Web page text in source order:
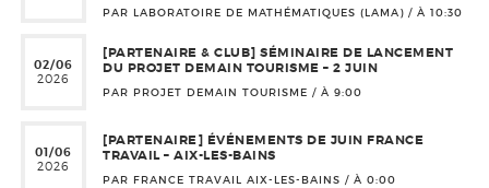
PAR LABORATOIRE DE MATHÉMATIQUES (LAMA) / À 10:30
02/06
2026
[PARTENAIRE & CLUB] SÉMINAIRE DE LANCEMENT
DU PROJET DEMAIN TOURISME – 2 JUIN
PAR PROJET DEMAIN TOURISME / À 9:00
01/06
2026
[PARTENAIRE] ÉVÉNEMENTS DE JUIN FRANCE
TRAVAIL – AIX-LES-BAINS
PAR FRANCE TRAVAIL AIX-LES-BAINS / À 0:00